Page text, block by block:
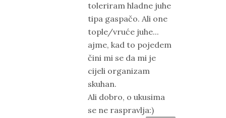
toleriram hladne juhe
tipa gaspačo. Ali one
tople/vruće juhe...
ajme, kad to pojedem
čini mi se da mi je
cijeli organizam
skuhan.
Ali dobro, o ukusima
se ne raspravlja:)